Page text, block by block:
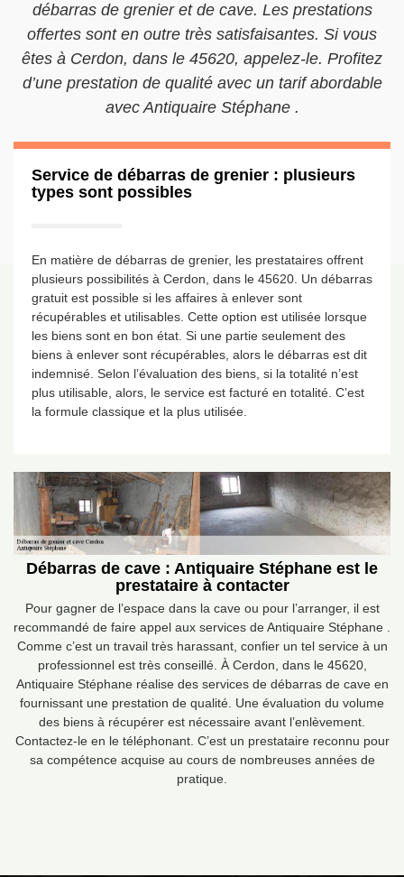
débarras de grenier et de cave. Les prestations
offertes sont en outre très satisfaisantes. Si vous
êtes à Cerdon, dans le 45620, appelez-le. Profitez
d’une prestation de qualité avec un tarif abordable
avec Antiquaire Stéphane .
Service de débarras de grenier : plusieurs
types sont possibles
En matière de débarras de grenier, les prestataires offrent
plusieurs possibilités à Cerdon, dans le 45620. Un débarras
gratuit est possible si les affaires à enlever sont
récupérables et utilisables. Cette option est utilisée lorsque
les biens sont en bon état. Si une partie seulement des
biens à enlever sont récupérables, alors le débarras est dit
indemnisé. Selon l’évaluation des biens, si la totalité n’est
plus utilisable, alors, le service est facturé en totalité. C’est
la formule classique et la plus utilisée.
Débarras de cave : Antiquaire Stéphane est le
prestataire à contacter
Pour gagner de l’espace dans la cave ou pour l’arranger, il est
recommandé de faire appel aux services de Antiquaire Stéphane .
Comme c’est un travail très harassant, confier un tel service à un
professionnel est très conseillé. À Cerdon, dans le 45620,
Antiquaire Stéphane réalise des services de débarras de cave en
fournissant une prestation de qualité. Une évaluation du volume
des biens à récupérer est nécessaire avant l’enlèvement.
Contactez-le en le téléphonant. C’est un prestataire reconnu pour
sa compétence acquise au cours de nombreuses années de
pratique.